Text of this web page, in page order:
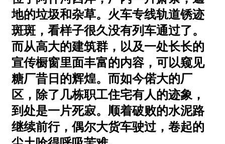
地的垃圾和杂草。火车专线轨道锈迹
斑斑，看样子很久没有列车通过了。
而从高大的建筑群，以及一处长长的
宣传橱窗里面丰富的内容，可以窥见
糖厂昔日的辉煌。而如今偌大的厂
区，除了几栋职工住宅有人的迹象，
到处是一片死寂。顺着破败的水泥路
继续前行，偶尔大货车驶过，卷起的